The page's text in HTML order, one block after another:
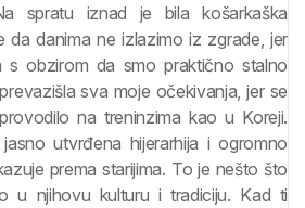
spratu iznad je bila košarkaška
da danima ne izlazimo iz zgrade, jer
s obzirom da smo praktično stalno
sva moje očekivanja, jer se
na treninzima kao u Koreji.
utvrđena hijerarhija i ogromno
prema starijima. To je nešto što
u njihovu kulturu i tradiciju. Kad ti